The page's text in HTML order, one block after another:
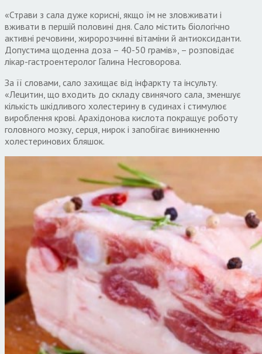
«Страви з сала дуже корисні, якщо їм не зловживати і
вживати в першій половині дня. Сало містить біологічно
активні речовини, жиророзчинні вітаміни й антиоксиданти.
Допустима щоденна доза – 40-50 грамів», – розповідає
лікар-гастроентеролог Галина Несговорова.
За її словами, сало захищає від інфаркту та інсульту.
«Лецитин, що входить до складу свинячого сала, зменшує
кількість шкідливого холестерину в судинах і стимулює
вироблення крові. Арахідонова кислота покращує роботу
головного мозку, серця, нирок і запобігає виникненню
холестеринових бляшок.